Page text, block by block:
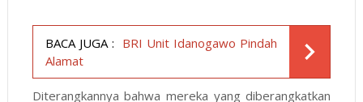
BACA JUGA : BRI Unit Idanogawo Pindah
Alamat
Diterangkannya bahwa mereka yang diberangkatkan